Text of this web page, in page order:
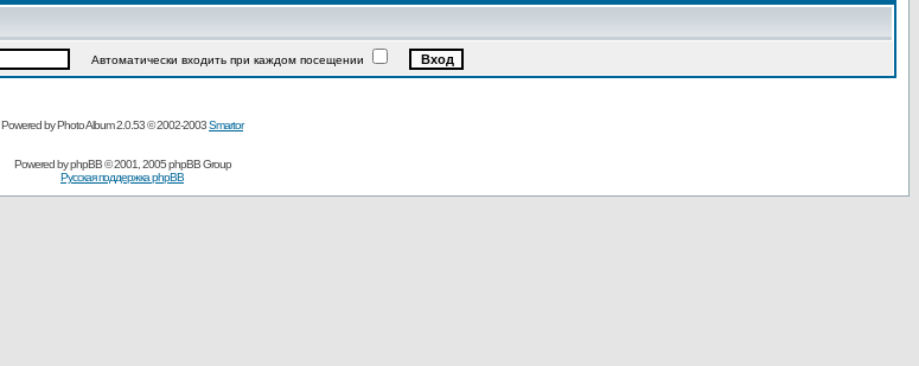
Автоматически входить при каждом посещении
Powered by Photo Album 2.0.53 © 2002-2003Smartor
Powered byphpBB© 2001, 2005 phpBB Group
Русская поддержка phpBB